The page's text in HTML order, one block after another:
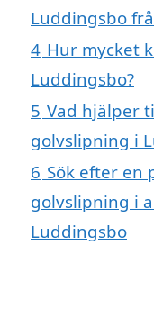
Luddingsbo
4 Hur mycket
Luddingsbo?
5 Vad hjälper
golvslipning i
6 Sök efter en
golvslipning i
Luddingsbo